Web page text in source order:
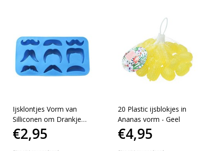
Ijsklontjes Vorm van
Silliconen om Drankje
Koel te Houden Snorren
– Blauw
€2,95
20 Plastic ijsblokjes in
Ananas vorm - Geel
€4,95